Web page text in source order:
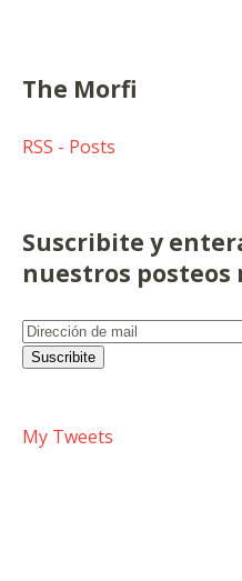
The Morfi
RSS - Posts
Suscribite y
nuestros posteos
Dirección
deSuscribite
My Tweets